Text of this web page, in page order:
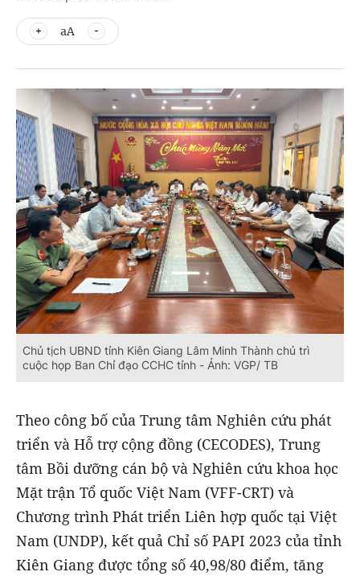
aA
Chủ tịch UBND tỉnh Kiên Giang Lâm Minh Thành chủ trì
cuộc họp Ban Chỉ đạo CCHC tỉnh - Ảnh: VGP/ TB
Theo công bố của Trung tâm Nghiên cứu phát
triển và Hỗ trợ cộng đồng (CECODES), Trung
tâm Bồi dưỡng cán bộ và Nghiên cứu khoa học
Mặt trận Tổ quốc Việt Nam (VFF-CRT) và
Chương trình Phát triển Liên hợp quốc tại Việt
Nam (UNDP), kết quả Chỉ số PAPI 2023 của tỉnh
Kiên Giang được tổng số 40,98/80 điểm, tăng